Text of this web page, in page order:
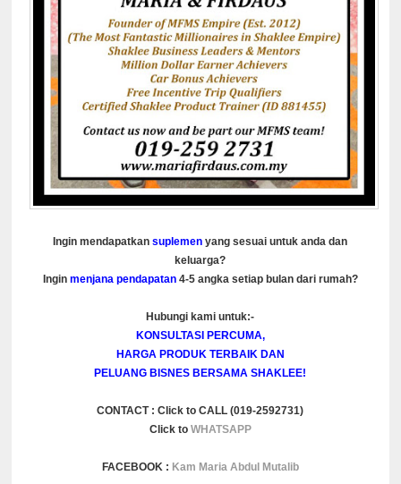
Ingin mendapatkan suplemen yang sesuai untuk anda dan
keluarga?
Ingin menjana pendapatan4-5 angka setiap bulan dari rumah?
Hubungi kami untuk:-
KONSULTASI PERCUMA,
HARGA PRODUK TERBAIK DAN
PELUANG BISNES BERSAMA SHAKLEE!
CONTACT : Click to CALL (019-2592731)
Click to WHATSAPP
FACEBOOK : Kam Maria Abdul Mutalib